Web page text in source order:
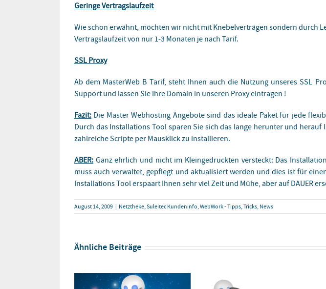
Geringe Vertragslaufzeit
Wie schon erwähnt, möchten wir nicht mit Knebelverträgen sondern durch
Vertragslaufzeit von nur 1-3 Monaten je nach Tarif.
SSL Proxy
Ab dem MasterWeb B Tarif, steht Ihnen auch die Nutzung unseres SSL
Support und lassen Sie Ihre Domain in unseren Proxy eintragen !
Fazit: Die Master Webhosting Angebote sind das ideale Paket für jede
Durch das Installations Tool sparen Sie sich das lange herunter und
zahlreiche Scripte per Mausklick zu installieren.
ABER: Ganz ehrlich und nicht im Kleingedruckten versteckt: Das
muss auch verwaltet, gepflegt und aktualisiert werden und dies ist für
Installations Tool erspaart Ihnen sehr viel Zeit und Mühe, aber auf DAUER
August 14, 2009 | Netztheke,Suleitec Kundeninfo,WebWork - Tipps, Tricks, News
Ähnliche Beiträge